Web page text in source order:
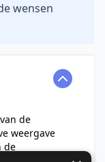
wensen
de
weergave
de